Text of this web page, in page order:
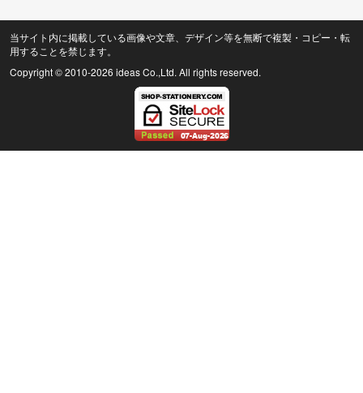
当サイト内に掲載している画像や文章、デザイン等を無断で複製・コピー・転
用することを禁じます。
Copyright © 2010-2026 ideas Co.,Ltd. All rights reserved.